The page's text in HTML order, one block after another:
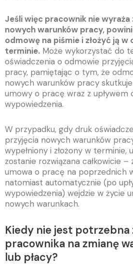
Jeśli więc pracownik nie
nowych warunków pracy,
odmowę na piśmie i złożyć ją
terminie. Może wykorzystać do
oświadczenia o odmowie
pracy, pamiętając o tym, że
nowych warunków pracy
umowy o pracę wraz z upływem
wypowiedzenia.
W przypadku, gdy druk
przyjęcia nowych warunków
wypełniony i złożony w terminie,
zostanie rozwiązana całkowicie –
umowa o pracę na poprzednich
natomiast automatycznie (po
wypowiedzenia) wejdzie w życie
nowych warunkach.
Kiedy nie jest potrzebna
pracownika na zmianę
lub płacy?